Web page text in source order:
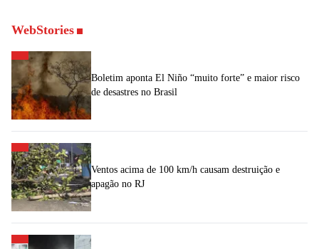
WebStories
Boletim aponta El Niño “muito forte” e maior risco
de desastres no Brasil
Ventos acima de 100 km/h causam destruição e
apagão no RJ